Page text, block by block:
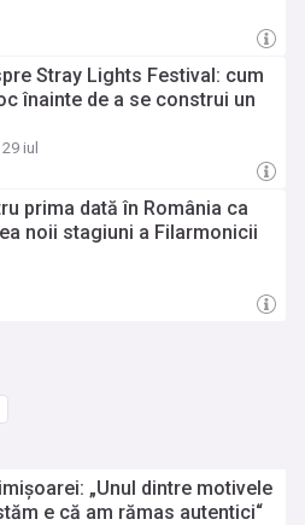
Stray Lights Festival: cum
înainte de a se construi un
iul
prima dată în România ca
noii stagiuni a Filarmonicii
„Unul dintre motivele
e că am rămas autentici“